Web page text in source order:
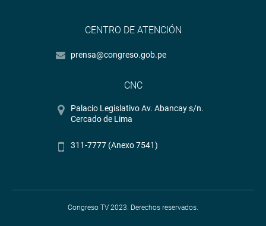
CENTRO DE ATENCIÓN
prensa@congreso.gob.pe
CNC
Palacio Legislativo Av. Abancay s/n.
Cercado de Lima
311-7777 (Anexo 7541)
Congreso TV 2023. Derechos reservados.